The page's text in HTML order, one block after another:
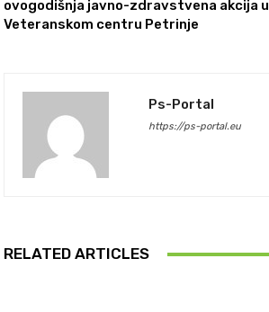
ovogodišnja javno-zdravstvena akcija u
Veteranskom centru Petrinje
Ps-Portal
https://ps-portal.eu
RELATED ARTICLES